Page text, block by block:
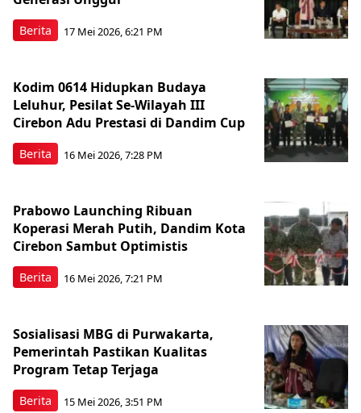
Berita 17 Mei 2026, 6:21 PM
Berita
Kodim 0614 Hidupkan Budaya
Leluhur, Pesilat Se-Wilayah III
Cirebon Adu Prestasi di Dandim Cup
16 Mei 2026, 7:28 PM
Berita
Prabowo Launching Ribuan
Koperasi Merah Putih, Dandim Kota
Cirebon Sambut Optimistis
16 Mei 2026, 7:21 PM
Berita
Sosialisasi MBG di Purwakarta,
Pemerintah Pastikan Kualitas
Program Tetap Terjaga
15 Mei 2026, 3:51 PM